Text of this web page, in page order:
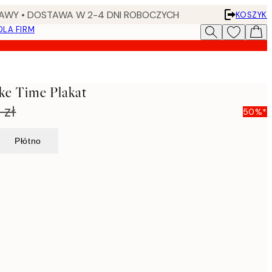
• DOSTAWA W 2-4 DNI ROBOCZYCH
KOSZYK
FIRM
Time Plakat
50%*
Płótno